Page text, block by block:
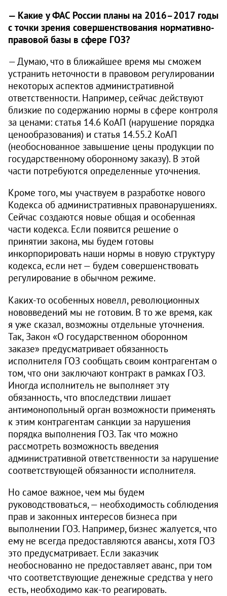
— Какие у ФАС России планы на 2016–2017 годы
с точки зрения совершенствования нормативно-
правовой базы в сфере ГОЗ?
— Думаю, что в ближайшее время мы сможем
устранить неточности в правовом регулировании
некоторых аспектов административной
ответственности. Например, сейчас действуют
близкие по содержанию нормы в сфере контроля
за ценами: статья 14.6 КоАП (нарушение порядка
ценообразования) и статья 14.55.2 КоАП
(необоснованное завышение цены продукции по
государственному оборонному заказу). В этой
части потребуются определенные уточнения.
Кроме того, мы участвуем в разработке нового
Кодекса об административных правонарушениях.
Сейчас создаются новые общая и особенная
части кодекса. Если появится решение о
принятии закона, мы будем готовы
инкорпорировать наши нормы в новую структуру
кодекса, если нет — будем совершенствовать
регулирование в обычном режиме.
Каких-то особенных новелл, революционных
нововведений мы не готовим. В то же время, как
я уже сказал, возможны отдельные уточнения.
Так, Закон «О государственном оборонном
заказе» предусматривает обязанность
исполнителя ГОЗ сообщать своим контрагентам о
том, что они заключают контракт в рамках ГОЗ.
Иногда исполнитель не выполняет эту
обязанность, что впоследствии лишает
антимонопольный орган возможности применять
к этим контрагентам санкции за нарушения
порядка выполнения ГОЗ. Так что можно
рассмотреть возможность введения
административной ответственности за нарушение
соответствующей обязанности исполнителя.
Но самое важное, чем мы будем
руководствоваться, — необходимость соблюдения
прав и законных интересов бизнеса при
выполнении ГОЗ. Например, бизнес жалуется, что
ему не всегда предоставляются авансы, хотя ГОЗ
это предусматривает. Если заказчик
необоснованно не предоставляет аванс, при том
что соответствующие денежные средства у него
есть, необходимо как-то реагировать.